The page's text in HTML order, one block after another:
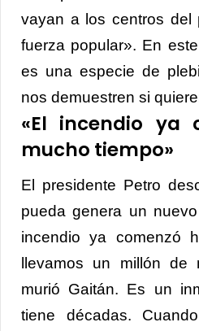
vayan a los centros del
fuerza popular». En
es una especie de
nos demuestren si
«El incendio ya
mucho tiempo»
El presidente Petro
pueda genera un
incendio ya comenzó
llevamos un millón de
murió Gaitán. Es un
tiene décadas.